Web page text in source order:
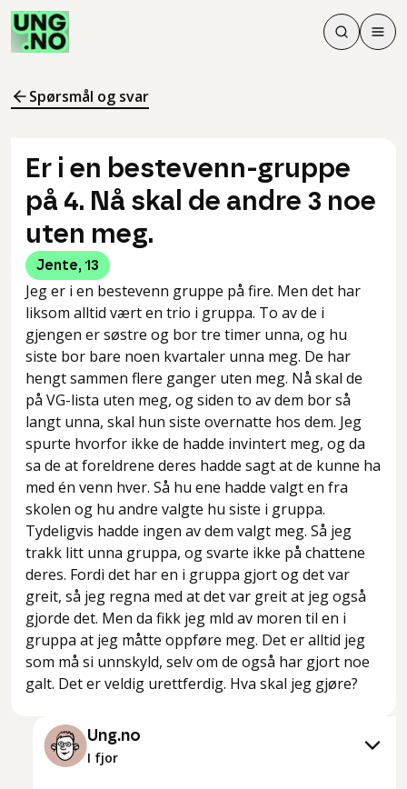
Søk
Søk
Meny
Spørsmål og svar
Er i en bestevenn-gruppe
på 4. Nå skal de andre 3 noe
uten meg.
Jente, 13
Jeg er i en bestevenn gruppe på fire. Men det har
liksom alltid vært en trio i gruppa. To av de i
gjengen er søstre og bor tre timer unna, og hu
siste bor bare noen kvartaler unna meg. De har
hengt sammen flere ganger uten meg. Nå skal de
på VG-lista uten meg, og siden to av dem bor så
langt unna, skal hun siste overnatte hos dem. Jeg
spurte hvorfor ikke de hadde invintert meg, og da
sa de at foreldrene deres hadde sagt at de kunne ha
med én venn hver. Så hu ene hadde valgt en fra
skolen og hu andre valgte hu siste i gruppa.
Tydeligvis hadde ingen av dem valgt meg. Så jeg
trakk litt unna gruppa, og svarte ikke på chattene
deres. Fordi det har en i gruppa gjort og det var
greit, så jeg regna med at det var greit at jeg også
gjorde det. Men da fikk jeg mld av moren til en i
gruppa at jeg måtte oppføre meg. Det er alltid jeg
som må si unnskyld, selv om de også har gjort noe
galt. Det er veldig urettferdig. Hva skal jeg gjøre?
Ung.no
I fjor